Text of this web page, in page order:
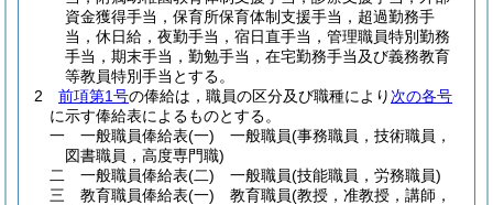
資金獲得手当，保育所保育体制支援手当，超過勤務手
当，休日給，夜勤手当，宿日直手当，管理職員特別勤務
手当，期末手当，勤勉手当，在宅勤務手当及び義務教育
等教員特別手当とする。
2
前項第1号の俸給は，職員の区分及び職種により 次の各号
に示す俸給表によるものとする。
一
一般職員俸給表(一) 一般職員(事務職員，技術職員，
図書職員，高度専門職)
二
一般職員俸給表(二) 一般職員(技能職員，労務職員)
三
教育職員俸給表(一) 教育職員(教授，准教授，講師，